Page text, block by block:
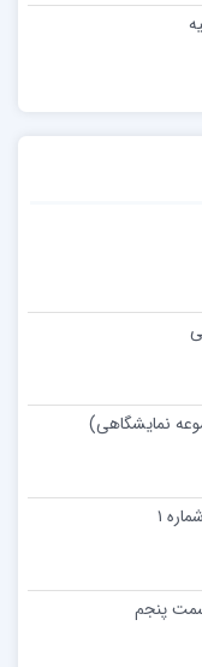
نمایشگاهی)
۱
پنجم